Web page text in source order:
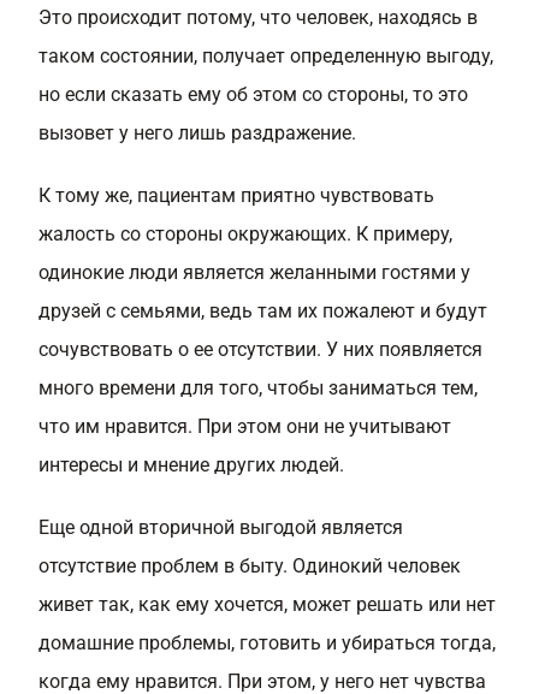
Это происходит потому, что человек, находясь в
таком состоянии, получает определенную выгоду,
но если сказать ему об этом со стороны, то это
вызовет у него лишь раздражение.
К тому же, пациентам приятно чувствовать
жалость со стороны окружающих. К примеру,
одинокие люди является желанными гостями у
друзей с семьями, ведь там их пожалеют и будут
сочувствовать о ее отсутствии. У них появляется
много времени для того, чтобы заниматься тем,
что им нравится. При этом они не учитывают
интересы и мнение других людей.
Еще одной вторичной выгодой является
отсутствие проблем в быту. Одинокий человек
живет так, как ему хочется, может решать или нет
домашние проблемы, готовить и убираться тогда,
когда ему нравится. При этом, у него нет чувства